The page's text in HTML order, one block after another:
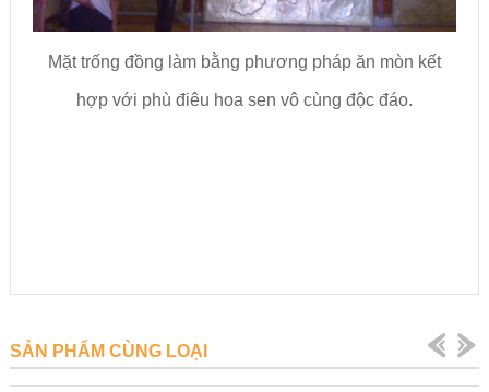
Mặt trống đồng làm bằng phương pháp ăn mòn kết
hợp với phù điêu hoa sen vô cùng độc đáo.
SẢN PHẨM CÙNG LOẠI